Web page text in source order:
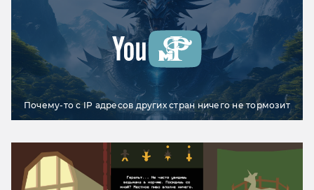
Почему-то с IP адресов других стран ничего не тормозит